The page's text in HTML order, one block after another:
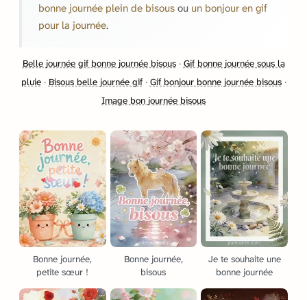
bonne journée plein de bisous ou un bonjour en gif
pour la journée.
Belle journée gif bonne journée bisous· Gif bonne journée sous la
pluie· Bisous belle journée gif· Gif bonjour bonne journée bisous·
Image bon journée bisous
Bonne journée,
petite sœur !
Bonne journée,
bisous
Je te souhaite une
bonne journée